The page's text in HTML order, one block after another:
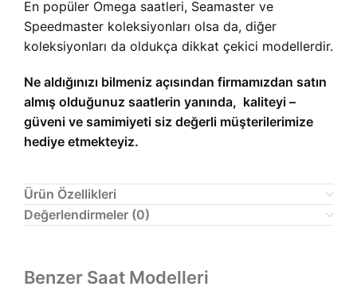
En popüler Omega saatleri, Seamaster ve
Speedmaster koleksiyonları olsa da, diğer
koleksiyonları da oldukça dikkat çekici modellerdir.
Ne aldığınızı bilmeniz açısından firmamızdan satın
almış olduğunuz saatlerin yanında, kaliteyi –
güveni ve samimiyeti siz değerli müşterilerimize
hediye etmekteyiz.
Ürün Özellikleri
Değerlendirmeler (0)
Benzer Saat Modelleri